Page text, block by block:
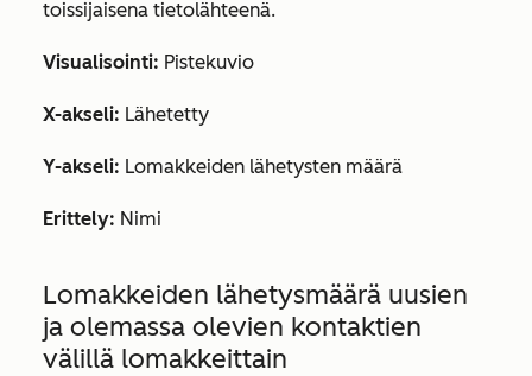
toissijaisena tietolähteenä.
Visualisointi: Pistekuvio
X-akseli: Lähetetty
Y-akseli: Lomakkeiden lähetysten määrä
Erittely: Nimi
Lomakkeiden lähetysmäärä uusien
ja olemassa olevien kontaktien
välillä lomakkeittain